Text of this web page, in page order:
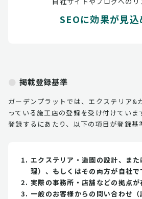
SEOに効果が見込
掲載登録基準
ガーデンプラットでは、エクステリア&
っている施工店の登録を受け付けていま
登録するにあたり、以下の項目が登録基
エクステリア・造園の設計、ま
理）、もしくはその両方が自社で
実際の事務所・店舗などの拠点が
一般のお客様からの問い合わせ